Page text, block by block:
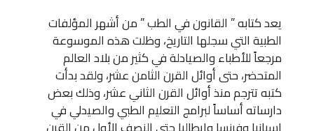
يعد كتابه ” القانون في الطب ” من أشهر المؤلفات
الطبية التي سجلها التاريخ، وظلت هذه الموسوعة
مرجعاً للأطباء والصيادلة في كثير من بلاد العالم
المتحضر، حتى أوائل القرن الثامن عشر، ولقد بدأت
كتبه تترجم منذ أوائل القرن الثاني عشر، وذلك بعض
دارساته أساساً لبرامج التعليم الطبي والصيدلي في